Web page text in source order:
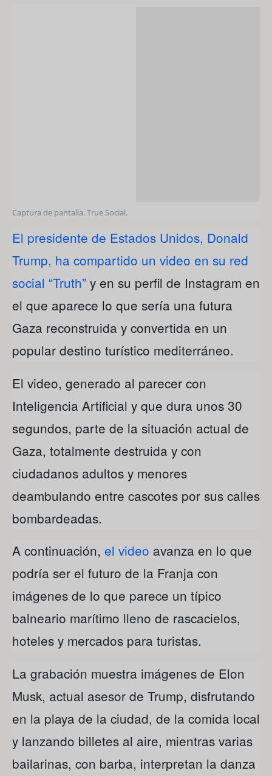
Captura de pantalla. True Social.
El presidente de Estados Unidos, Donald
Trump, ha compartido un video en su red
social “Truth” y en su perfil de Instagram en
el que aparece lo que sería una futura
Gaza reconstruida y convertida en un
popular destino turístico mediterráneo.
El video, generado al parecer con
Inteligencia Artificial y que dura unos 30
segundos, parte de la situación actual de
Gaza, totalmente destruida y con
ciudadanos adultos y menores
deambulando entre cascotes por sus calles
bombardeadas.
A continuación, el video avanza en lo que
podría ser el futuro de la Franja con
imágenes de lo que parece un típico
balneario marítimo lleno de rascacielos,
hoteles y mercados para turistas.
La grabación muestra imágenes de Elon
Musk, actual asesor de Trump, disfrutando
en la playa de la ciudad, de la comida local
y lanzando billetes al aire, mientras varias
bailarinas, con barba, interpretan la danza